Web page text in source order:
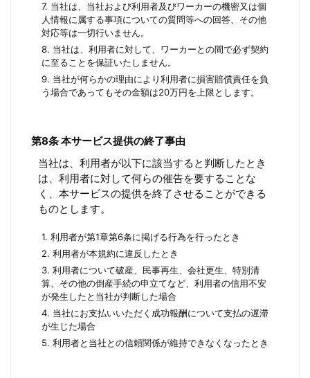
7. 当社は、当社および利用者及びワーカーの機密又は個
人情報に属する事項についての質問等への回答、その他
対応等は一切行いません。
8. 当社は、利用者に対して、ワーカーとの間で必ず契約
に至ることを保証いたしません。
9. 当社が何らかの理由により利用者に損害賠償責任を負
う場合であってもその金額は20万円を上限とします。
第8条 本サービス提供の終了事由
当社は、利用者が以下に該当すると判断したとき
は、利用者に対して何らの催告を要することな
く、本サービスの提供を終了させることができる
ものとします。
1. 利用者が第1章第6条に掲げる行為を行ったとき
2. 利用者が本規約に違反したとき
3. 利用者について破産、民事再生、会社更生、特別清
算、その他の倒産手続の申立てなど、利用者の信用不安
が発生したと当社が判断した場合
4. 当社にお支払いいただく成功報酬について支払の遅滞
が生じた場合
5. 利用者と当社との信頼関係が維持できなくなったとき